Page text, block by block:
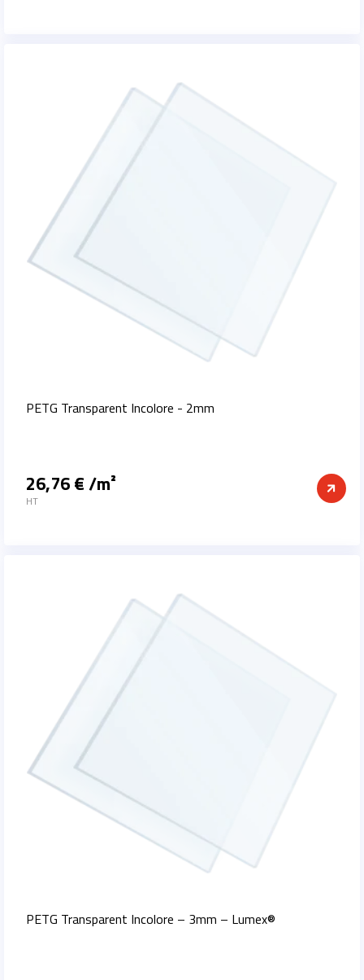
PETG Transparent Incolore - 2mm
Prix
26,76 € /m²
HT
PETG Transparent Incolore – 3mm – Lumex®